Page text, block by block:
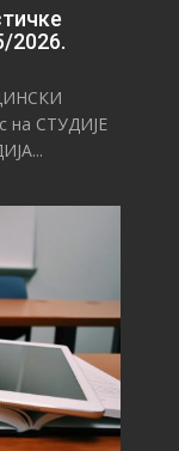
2026.
на СТУДИЈЕ